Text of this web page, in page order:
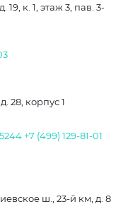
к. 1, этаж 3, пав. 3-
28, корпус 1
5244 +7 (499) 129-81-01
ш., 23-й км, д. 8